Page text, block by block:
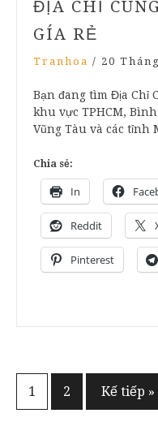
ĐỊA CHỈ
GÍA RẺ
Tranhoa / 20
Bạn đang tìm Địa Chỉ
khu vực TPHCM,
Vũng Tàu và các tỉnh
Chia sẻ:
In
Reddit
Pinterest
Phân
1 2 Kế tiếp »